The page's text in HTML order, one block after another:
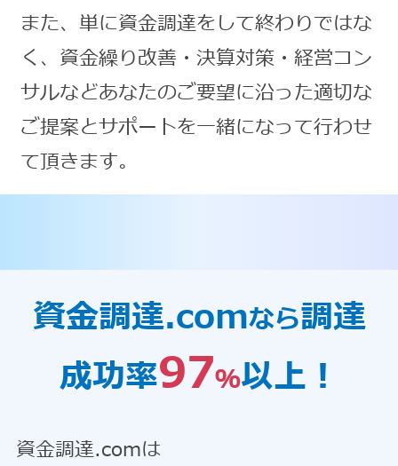
また、単に資金調達をして終わりではな
く、資金繰り改善・決算対策・経営コン
サルなどあなたのご要望に沿った適切な
ご提案とサポートを一緒になって行わせ
て頂きます。
資金調達.comなら調達
成功率97％以上！
資金調達.comは